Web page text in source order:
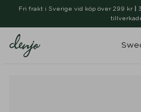
Fri frakt i Sverige vid köp över 299 kr